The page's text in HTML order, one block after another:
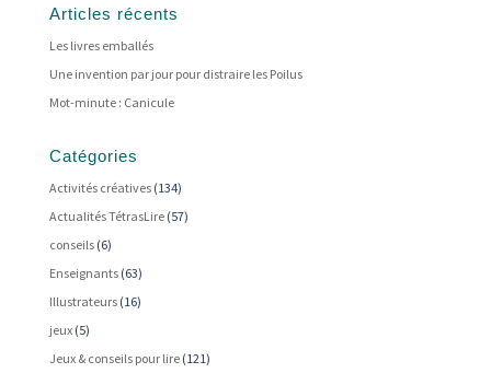
Articles récents
Les livres emballés
Une invention par jour pour distraire les Poilus
Mot-minute : Canicule
Catégories
Activités créatives(134)
Actualités TétrasLire(57)
conseils(6)
Enseignants(63)
Illustrateurs(16)
jeux(5)
Jeux & conseils pour lire(121)